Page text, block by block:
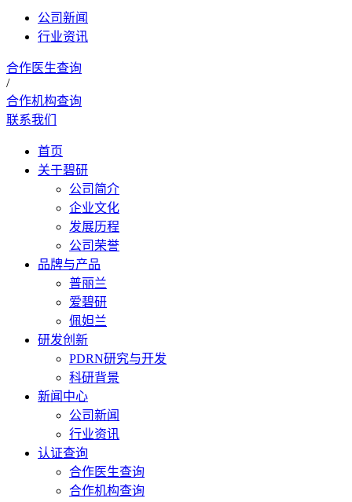
公司新闻
行业资讯
合作医生查询
/
合作机构查询
联系我们
首页
关于碧研
公司简介
企业文化
发展历程
公司荣誉
品牌与产品
普丽兰
爱碧研
佩妲兰
研发创新
PDRN研究与开发
科研背景
新闻中心
公司新闻
行业资讯
认证查询
合作医生查询
合作机构查询